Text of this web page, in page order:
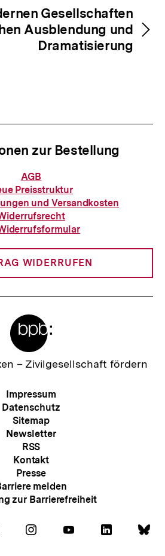
Gesellschaften
Ausblendung und
Dramatisierung
zur Bestellung
Informationen
zur
Bestellung
AGB
Preisstruktur
und Versandkosten
WIDERRUFEN
– Zivilgesellschaft fördern
Meta-
Navigation
Impressum
Datenschutz
Sitemap
Newsletter
RSS
Kontakt
Presse
melden
zur Barrierefreiheit
Folgen
Auf
Folgen Folgen